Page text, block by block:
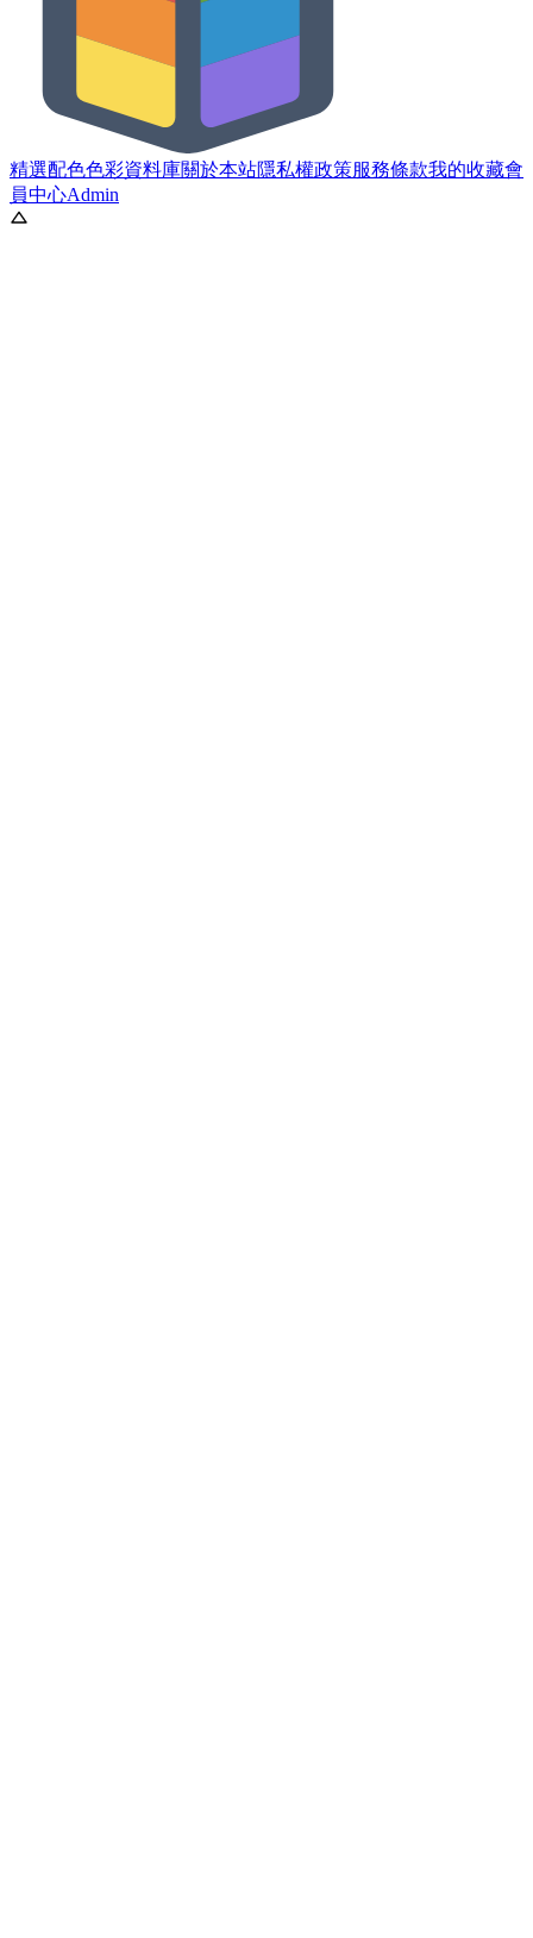
精選配色色彩資料庫關於本站隱私權政策服務條款我的收藏會
員中心Admin